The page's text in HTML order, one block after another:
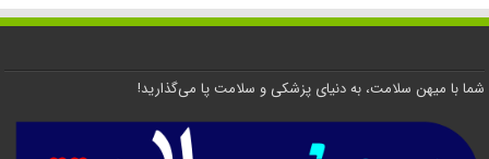
شما با میهن سلامت، به دنیای پزشکی و سلامت پا می‌گذارید!